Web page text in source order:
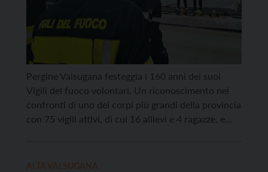
Pergine Valsugana festeggia i 160 anni dei suoi
Vigili del fuoco volontari. Un riconoscimento nei
confronti di uno dei corpi più grandi della provincia
con 75 vigili attivi, di cui 16 allievi e 4 ragazze, e